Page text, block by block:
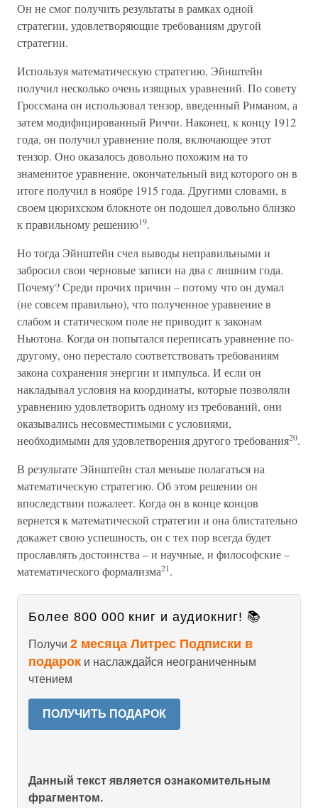
Он не смог получить результаты в рамках одной
стратегии, удовлетворяющие требованиям другой
стратегии.
Используя математическую стратегию, Эйнштейн
получил несколько очень изящных уравнений. По совету
Гроссмана он использовал тензор, введенный Риманом, а
затем модифицированный Риччи. Наконец, к концу 1912
года, он получил уравнение поля, включающее этот
тензор. Оно оказалось довольно похожим на то
знаменитое уравнение, окончательный вид которого он в
итоге получил в ноябре 1915 года. Другими словами, в
своем цюрихском блокноте он подошел довольно близко
к правильному решению19.
Но тогда Эйнштейн счел выводы неправильными и
забросил свои черновые записи на два с лишним года.
Почему? Среди прочих причин – потому что он думал
(не совсем правильно), что полученное уравнение в
слабом и статическом поле не приводит к законам
Ньютона. Когда он попытался переписать уравнение по-
другому, оно перестало соответствовать требованиям
закона сохранения энергии и импульса. И если он
накладывал условия на координаты, которые позволяли
уравнению удовлетворить одному из требований, они
оказывались несовместимыми с условиями,
необходимыми для удовлетворения другого требования20.
В результате Эйнштейн стал меньше полагаться на
математическую стратегию. Об этом решении он
впоследствии пожалеет. Когда он в конце концов
вернется к математической стратегии и она блистательно
докажет свою успешность, он с тех пор всегда будет
прославлять достоинства – и научные, и философские –
математического формализма21.
Более 800 000 книг и аудиокниг! 📚
Получи 2 месяца Литрес Подписки в
подарок и наслаждайся неограниченным
чтением
ПОЛУЧИТЬ ПОДАРОК
Данный текст является ознакомительным
фрагментом.